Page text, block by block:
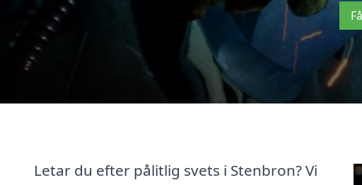
Letar du efter pålitlig svets i Stenbron? Vi